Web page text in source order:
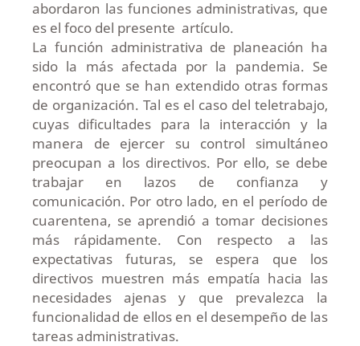
abordaron las funciones administrativas, que
es el foco del presente artículo.
La función administrativa de planeación ha
sido la más afectada por la pandemia. Se
encontró que se han extendido otras formas
de organización. Tal es el caso del teletrabajo,
cuyas dificultades para la interacción y la
manera de ejercer su control simultáneo
preocupan a los directivos. Por ello, se debe
trabajar en lazos de confianza y
comunicación. Por otro lado, en el período de
cuarentena, se aprendió a tomar decisiones
más rápidamente. Con respecto a las
expectativas futuras, se espera que los
directivos muestren más empatía hacia las
necesidades ajenas y que prevalezca la
funcionalidad de ellos en el desempeño de las
tareas administrativas.